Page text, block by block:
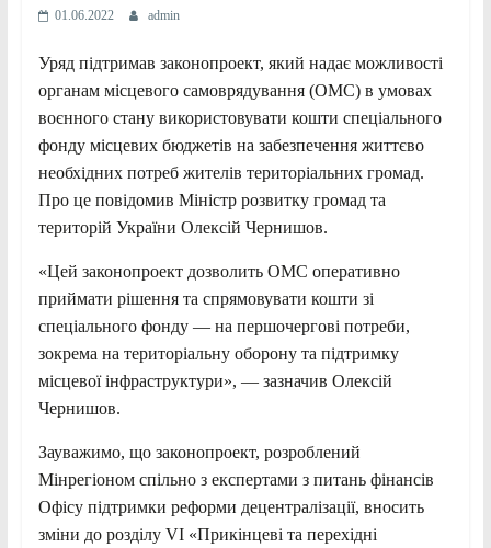
01.06.2022 admin
Уряд підтримав законопроект, який надає можливості
органам місцевого самоврядування (ОМС) в умовах
воєнного стану використовувати кошти спеціального
фонду місцевих бюджетів на забезпечення життєво
необхідних потреб жителів територіальних громад.
Про це повідомив Міністр розвитку громад та
територій України Олексій Чернишов.
«Цей законопроект дозволить ОМС оперативно
приймати рішення та спрямовувати кошти зі
спеціального фонду — на першочергові потреби,
зокрема на територіальну оборону та підтримку
місцевої інфраструктури», — зазначив Олексій
Чернишов.
Зауважимо, що законопроект, розроблений
Мінрегіоном спільно з експертами з питань фінансів
Офісу підтримки реформи децентралізації, вносить
зміни до розділу VI «Прикінцеві та перехідні